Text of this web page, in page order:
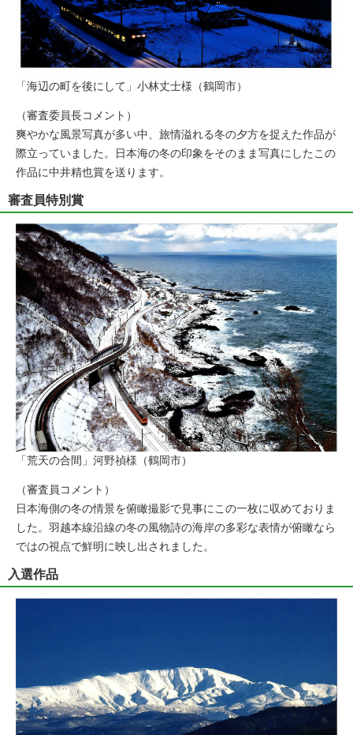
「海辺の町を後にして」小林丈士様（鶴岡市）
（審査委員長コメント）
爽やかな風景写真が多い中、旅情溢れる冬の夕方を捉えた作品が
際立っていました。日本海の冬の印象をそのまま写真にしたこの
作品に中井精也賞を送ります。
審査員特別賞
「荒天の合間」河野禎様（鶴岡市）
（審査員コメント）
日本海側の冬の情景を俯瞰撮影で見事にこの一枚に収めておりま
した。羽越本線沿線の冬の風物詩の海岸の多彩な表情が俯瞰なら
ではの視点で鮮明に映し出されました。
入選作品